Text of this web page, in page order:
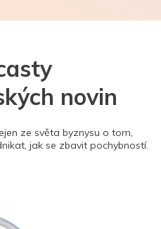
novin
ze světa byznysu o tom,
jak se zbavit pochybností.